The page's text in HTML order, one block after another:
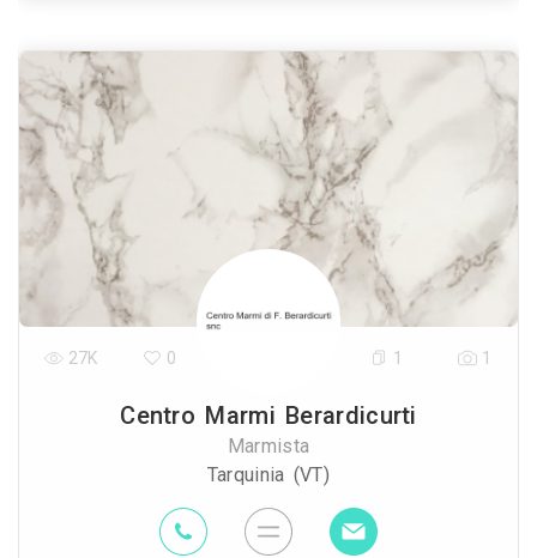
Centro Marmi Berardicurti
Marmista
Tarquinia (VT)
27K 0 1 1